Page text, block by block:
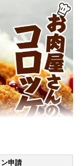
申請